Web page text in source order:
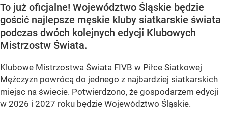
To już oficjalne! Województwo Śląskie będzie
gościć najlepsze męskie kluby siatkarskie świata
podczas dwóch kolejnych edycji Klubowych
Mistrzostw Świata.
Klubowe Mistrzostwa Świata FIVB w Piłce Siatkowej
Mężczyzn powrócą do jednego z najbardziej siatkarskich
miejsc na świecie. Potwierdzono, że gospodarzem edycji
w 2026 i 2027 roku będzie Województwo Śląskie.